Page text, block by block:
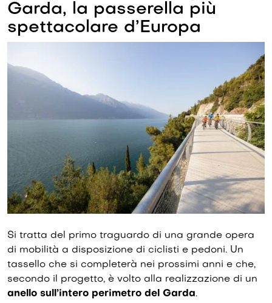
Garda, la passerella più
spettacolare d’Europa
Si tratta del primo traguardo di una grande opera
di mobilità a disposizione di ciclisti e pedoni. Un
tassello che si completerà nei prossimi anni e che,
secondo il progetto, è volto alla realizzazione di un
anello sull’intero perimetro del Garda.